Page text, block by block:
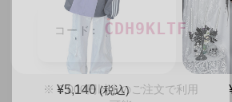
コード: CDH9KLTF
6,000円以上のご注文で利用
可能
¥5,140 (税込)